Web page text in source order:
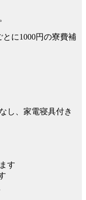
に1000円の寮費補
し、家電寝具付き
す